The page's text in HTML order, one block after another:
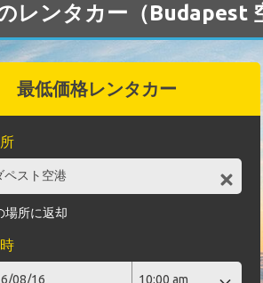
レンタカー（Budapest
最低価格レンタカー
場所に返却